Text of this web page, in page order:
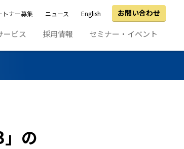
お問い合わせ
ービス 採用情報 セミナー・イベント
トナー募集 ニュース English
」の